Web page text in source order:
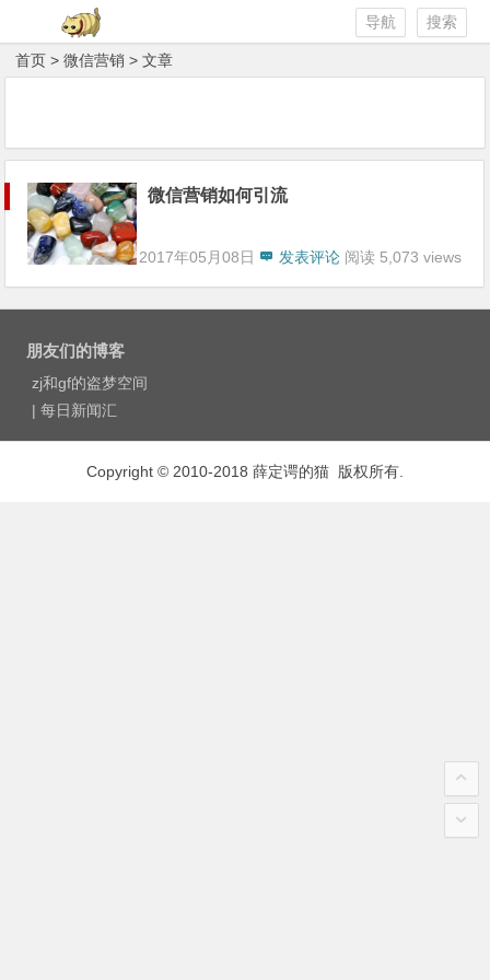
搜索
导航
首页 >微信营销 > 文章
微信营销如何引流
2017年05月08日 发表评论 阅读 5,073 views
朋友们的博客
zj和gf的盗梦空间
|每日新闻汇
Copyright © 2010-2018 薛定谔的猫 版权所有.